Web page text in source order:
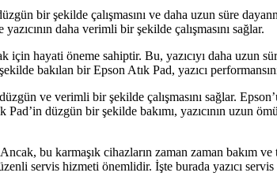
bir şekilde çalışmasını ve daha uzun süre
daha verimli bir şekilde çalışmasını sağlar.
için hayati öneme sahiptir. Bu, yazıcıyı daha uzun
bakılan bir Epson Atık Pad, yazıcı
ve verimli bir şekilde çalışmasını sağlar.
düzgün bir şekilde bakımı, yazıcının uzun
bu karmaşık cihazların zaman zaman bakım
servis hizmeti önemlidir. İşte burada yazıcı